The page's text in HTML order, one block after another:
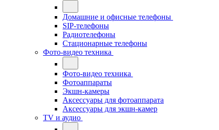
Домашние и офисные телефоны
SIP-телефоны
Радиотелефоны
Стационарные телефоны
Фото-видео техника
Фото-видео техника
Фотоаппараты
Экшн-камеры
Аксессуары для фотоаппарата
Аксессуары для экшн-камер
TV и аудио